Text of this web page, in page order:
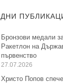
Бронзови медали
Ракетлон на
първенство
27.07.2026
Христо Попов